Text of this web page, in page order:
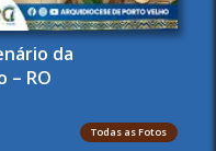
da
– RO
Todas as Fotos